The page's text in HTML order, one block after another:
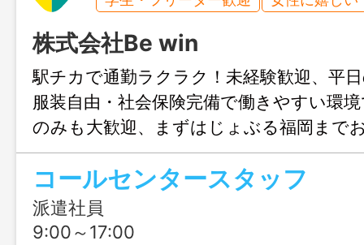
株式会社Be win
駅チカで通勤ラクラク！未経験歓迎、平
服装自由・社会保険完備で働きやすい環
のみも大歓迎、まずはじょぶる福岡まで
ください。
コールセンタースタッフ
派遣社員
9:00～17:00